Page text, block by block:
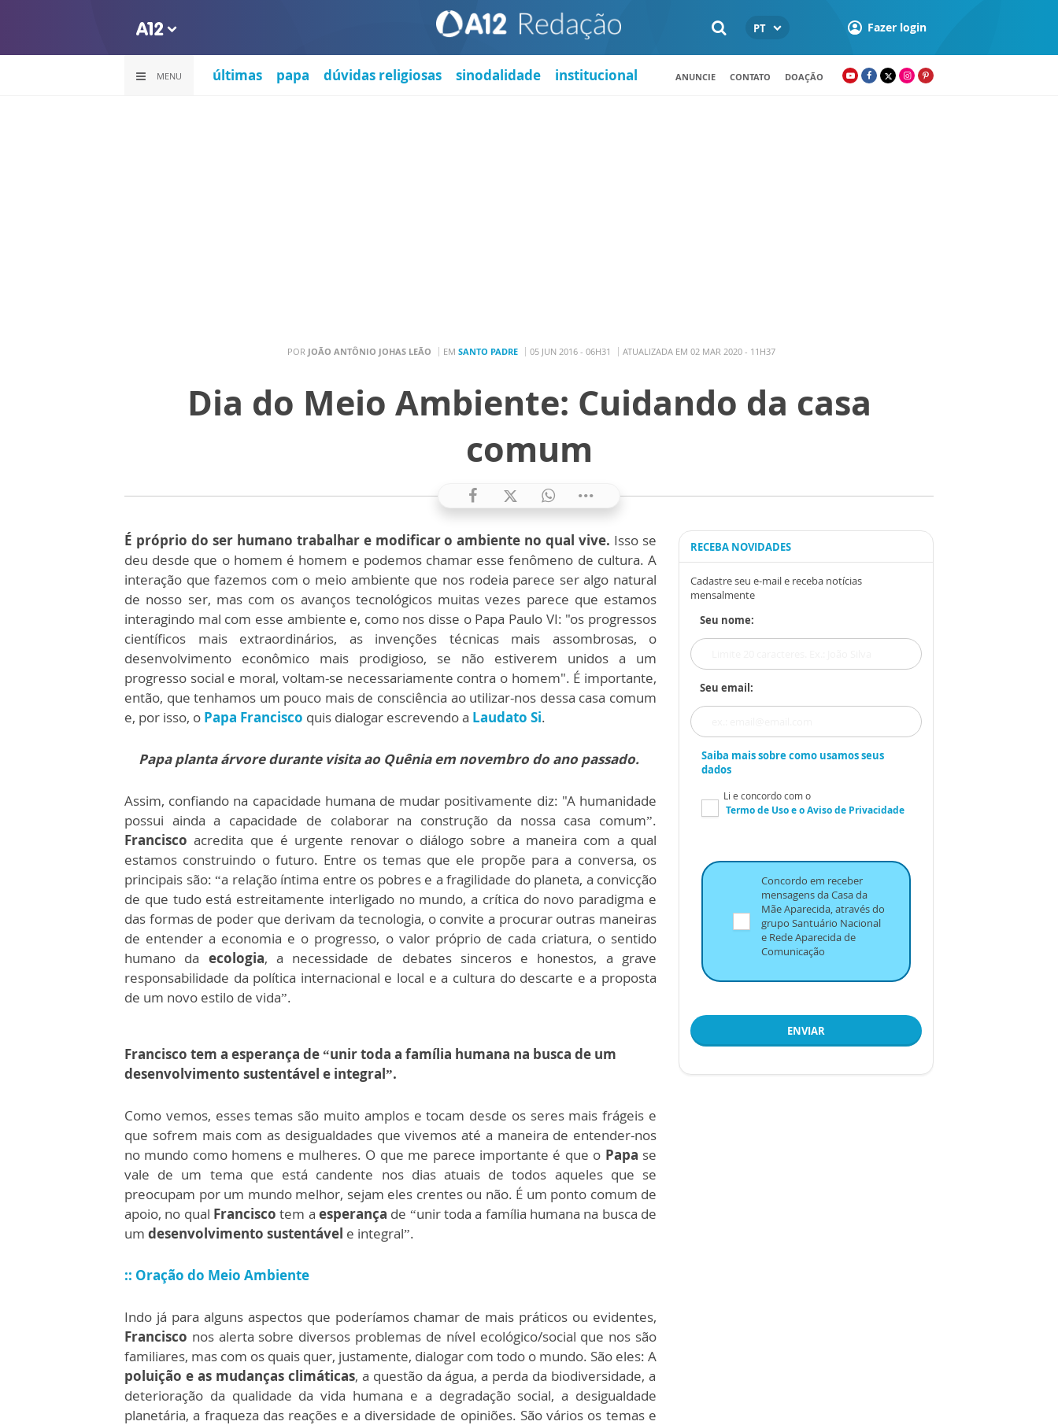
PT Fazer login
MENU últimas papa dúvidas religiosas sinodalidade institucional ANUNCIE CONTATO DOAÇÃO
POR JOÃO ANTÔNIO JOHAS LEÃO EM SANTO PADRE 05 JUN 2016 - 06H31 ATUALIZADA EM 02 MAR 2020 - 11H37
Dia do Meio Ambiente: Cuidando da casa
comum
É próprio do ser humano trabalhar e modificar o ambiente no qual vive. Isso se
deu desde que o homem é homem e podemos chamar esse fenômeno de cultura. A
interação que fazemos com o meio ambiente que nos rodeia parece ser algo natural
de nosso ser, mas com os avanços tecnológicos muitas vezes parece que estamos
interagindo mal com esse ambiente e, como nos disse o Papa Paulo VI: "os progressos
científicos mais extraordinários, as invenções técnicas mais assombrosas, o
desenvolvimento econômico mais prodigioso, se não estiverem unidos a um
progresso social e moral, voltam-se necessariamente contra o homem". É importante,
então, que tenhamos um pouco mais de consciência ao utilizar-nos dessa casa comum
e, por isso, o Papa Francisco quis dialogar escrevendo a Laudato Si.
Papa planta árvore durante visita ao Quênia em novembro do ano passado.
Assim, confiando na capacidade humana de mudar positivamente diz: "A humanidade
possui ainda a capacidade de colaborar na construção da nossa casa comum”.
Franciscoacredita que é urgente renovar o diálogo sobre a maneira com a qual
estamos construindo o futuro. Entre os temas que ele propõe para a conversa, os
principais são: “a relação íntima entre os pobres e a fragilidade do planeta, a convicção
de que tudo está estreitamente interligado no mundo, a crítica do novo paradigma e
das formas de poder que derivam da tecnologia, o convite a procurar outras maneiras
de entender a economia e o progresso, o valor próprio de cada criatura, o sentido
humano da ecologia, a necessidade de debates sinceros e honestos, a grave
responsabilidade da política internacional e local e a cultura do descarte e a proposta
de um novo estilo de vida”.
Francisco tem a esperança de “unir toda a família humana na busca de um
desenvolvimento sustentável e integral”.
Como vemos, esses temas são muito amplos e tocam desde os seres mais frágeis e
que sofrem mais com as desigualdades que vivemos até a maneira de entender-nos
no mundo como homens e mulheres. O que me parece importante é que o Papa se
vale de um tema que está candente nos dias atuais de todos aqueles que se
preocupam por um mundo melhor, sejam eles crentes ou não. É um ponto comum de
apoio, no qual Franciscotem aesperança de “unir toda a família humana na busca de
um desenvolvimento sustentável e integral”.
:: Oração do Meio Ambiente
Indo já para alguns aspectos que poderíamos chamar de mais práticos ou evidentes,
Francisco nos alerta sobre diversos problemas de nível ecológico/social que nos são
familiares, mas com os quais quer, justamente, dialogar com todo o mundo. São eles: A
poluição e as mudanças climáticas, a questão da água, a perda da biodiversidade, a
deterioração da qualidade da vida humana e a degradação social, a desigualdade
planetária, a fraqueza das reações e a diversidade de opiniões. São vários os temas e
RECEBA NOVIDADES
Cadastre seu e-mail e receba notícias
mensalmente
Seu nome:
Seu email:
Saiba mais sobre como usamos seus
dados
Li e concordo com o
Termo de Usoe oAviso de Privacidade
Concordo em receber
mensagens da Casa da
Mãe Aparecida, através do
grupo Santuário Nacional
e Rede Aparecida de
Comunicação
ENVIAR